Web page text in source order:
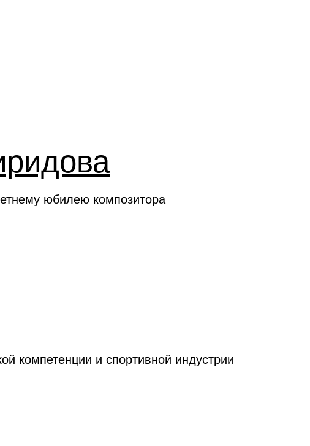
юбилею композитора
компетенции и спортивной индустрии